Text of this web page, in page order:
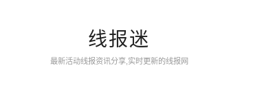
线报迷
最新活动线报资讯分享,实时更新的线报网